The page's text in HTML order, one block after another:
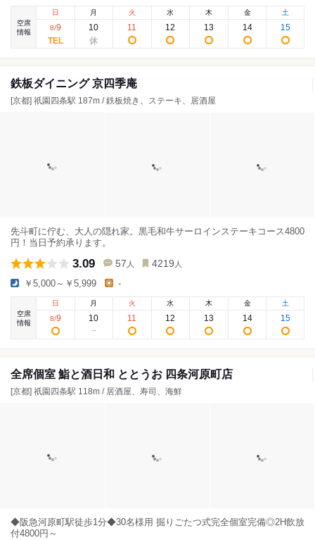
空席
情報
日
8/9
月
10
火
11
水
12
木
13
金
14
土
15
鉄板ダイニング 京四季庵
[京都] 祇園四条駅 187m / 鉄板焼き、ステーキ、居酒屋
先斗町に佇む、大人の隠れ家。黒毛和牛サーロインステーキコース4800
円！当日予約承ります。
3.09 57 人 4219 人
￥5,000～￥5,999 -
空席
情報
日
8/9
月
10
火
11
水
12
木
13
金
14
土
15
全席個室 鮨と酒日和 ととうお 四条河原町店
[京都] 祇園四条駅 118m / 居酒屋、寿司、海鮮
◆阪急河原町駅徒歩1分◆30名様用 掘りごたつ式完全個室完備◎2H飲放
付4800円～